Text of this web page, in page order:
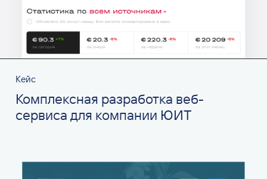
Кейс
Комплексная разработка веб-
сервиса для компании ЮИТ